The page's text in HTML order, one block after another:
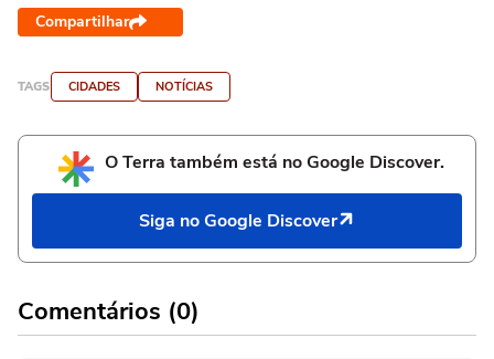
Compartilhar
TAGS CIDADES NOTÍCIAS
O Terra também está no Google Discover.
Siga no Google Discover
Comentários (0)